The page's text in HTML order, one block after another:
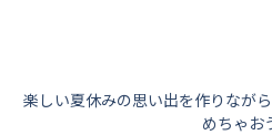
楽しい夏休みの思い出を作りなが
めちゃお